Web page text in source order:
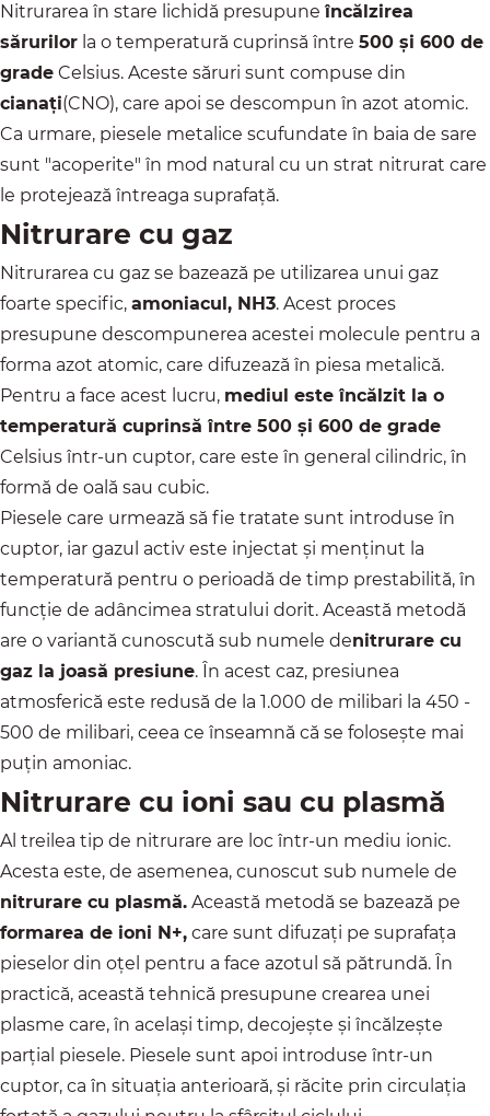
Nitrurarea în stare lichidă presupuneîncălzirea
sărurilor la o temperatură cuprinsă între 500 și 600 de
grade Celsius. Aceste săruri sunt compuse din
cianați(CNO), care apoi se descompun în azot atomic.
Ca urmare, piesele metalice scufundate în baia de sare
sunt "acoperite" în mod natural cu un strat nitrurat care
le protejează întreaga suprafață.
Nitrurare cu gaz
Nitrurarea cu gaz se bazează pe utilizarea unui gaz
foarte specific, amoniacul, NH3. Acest proces
presupune descompunerea acestei molecule pentru a
forma azot atomic, care difuzează în piesa metalică.
Pentru a face acest lucru, mediul este încălzit la o
temperatură cuprinsă între 500 și 600 de grade
Celsius într-un cuptor, care este în general cilindric, în
formă de oală sau cubic.
Piesele care urmează să fie tratate sunt introduse în
cuptor, iar gazul activ este injectat și menținut la
temperatură pentru o perioadă de timp prestabilită, în
funcție de adâncimea stratului dorit. Această metodă
are o variantă cunoscută sub numele denitrurare cu
gaz la joasă presiune. În acest caz, presiunea
atmosferică este redusă de la 1.000 de milibari la 450 -
500 de milibari, ceea ce înseamnă că se folosește mai
puțin amoniac.
Nitrurare cu ioni sau cu plasmă
Al treilea tip de nitrurare are loc într-un mediu ionic.
Acesta este, de asemenea, cunoscut sub numele de
nitrurare cu plasmă. Această metodă se bazează pe
formarea de ioni N+, care sunt difuzați pe suprafața
pieselor din oțel pentru a face azotul să pătrundă. În
practică, această tehnică presupune crearea unei
plasme care, în același timp, decojește și încălzește
parțial piesele. Piesele sunt apoi introduse într-un
cuptor, ca în situația anterioară, și răcite prin circulația